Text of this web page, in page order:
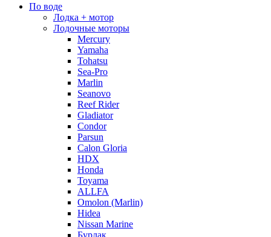
По воде
Лодка + мотор
Лодочные моторы
Mercury
Yamaha
Tohatsu
Sea-Pro
Marlin
Seanovo
Reef Rider
Gladiator
Condor
Parsun
Calon Gloria
HDX
Honda
Toyama
ALLFA
Omolon (Marlin)
Hidea
Nissan Marine
Бурлак